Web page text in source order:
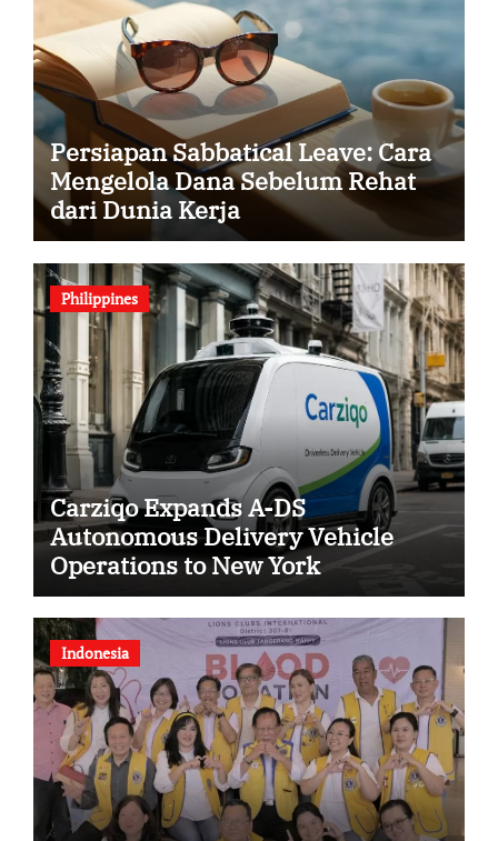
Persiapan Sabbatical Leave: Cara
Mengelola Dana Sebelum Rehat
dari Dunia Kerja
Philippines
Carziqo Expands A-DS
Autonomous Delivery Vehicle
Operations to New York
Indonesia